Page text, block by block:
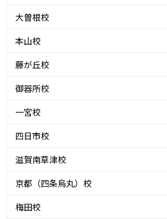
大曽根校
本山校
藤が丘校
御器所校
一宮校
四日市校
滋賀南草津校
京都（四条烏丸）校
梅田校